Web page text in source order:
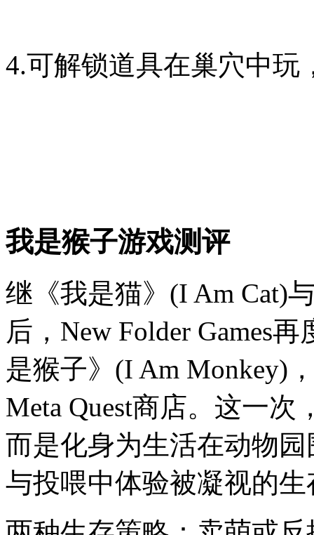
4.可解锁道具在巢穴中玩
我是猴子游戏测评
继《我是猫》(I Am Cat)
后，New Folder Games
是猴子》(I Am Monkey)
Meta Quest商店。这一
而是化身为生活在动物
与投喂中体验被凝视的